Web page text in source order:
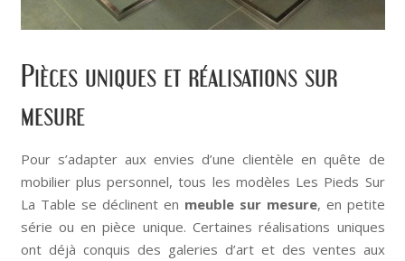
Pièces uniques et réalisations sur
mesure
Pour s’adapter aux envies d’une clientèle en quête de
mobilier plus personnel, tous les modèles Les Pieds Sur
La Table se déclinent en meuble sur mesure, en petite
série ou en pièce unique. Certaines réalisations uniques
ont déjà conquis des galeries d’art et des ventes aux